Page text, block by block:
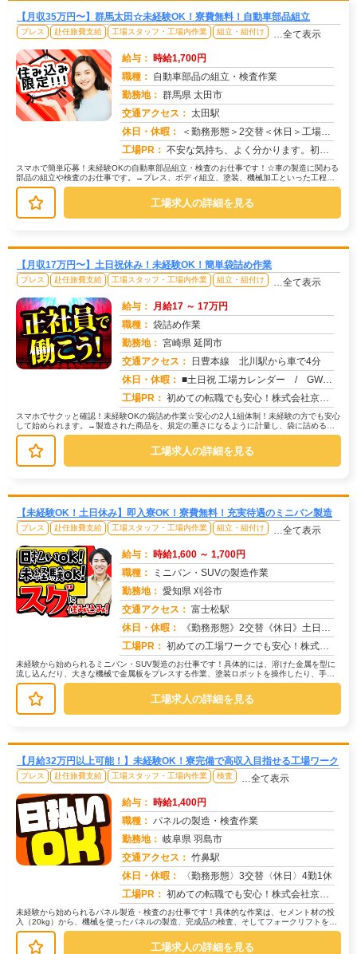
【月収35万円〜】群馬太田☆未経験OK！寮費無料！自動車部品組立
プレス 赴任旅費支給 工場スタッフ・工場内作業 組立・組付け …全て表示
給与： 時給1,700円
職種： 自動車部品の組立・検査作業
勤務地： 群馬県 太田市
交通アクセス： 太田駅
休日・休暇：
＜勤務形態＞2交替＜休日＞工場カレンダーによる/長期休暇/GW /夏季/ 年末年始
工場PR： 不安な気持ち、よく分かります。初めての仕事、初めての場所…でも大丈夫！☆未経験者多数活躍中！☆経験やスキルは一切問...
スマホで簡単応募！未経験OKの自動車部品組立・検査のお仕事です！☆車の製造に関わる
部品の組立や検査のお仕事です。→プレス、ボディ組立、塗装、機械加工といった工程で
製造された部品を扱います。☆ライ...
工場求人の詳細を見る
【月収17万円〜】土日祝休み！未経験OK！簡単袋詰め作業
プレス 赴任旅費支給 工場スタッフ・工場内作業 組立・組付け …全て表示
給与： 月給17 ～ 17万円
職種： 袋詰め作業
勤務地： 宮崎県 延岡市
交通アクセス：
日豊本線 北川駅から車で4分
休日・休暇： ■土日祝 工場カレンダー / GW、お盆、年末年始、休暇有 （年数回土曜出勤有り）
工場PR： 初めての転職でも安心！株式会社京栄センターで新しい一歩を踏み出してみませんか？☆最短1日で入寮可能！充実の寮環境で...
スマホでサクッと確認！未経験OKの袋詰め作業☆安心の2人1組体制！未経験の方でも安心
して始められます。→製造された商品を、規定の重さになるように計量し、袋に詰める作
業です。→難しい作業はありませ...
工場求人の詳細を見る
【未経験OK！土日休み】即入寮OK！寮費無料！充実待遇のミニバン製造
プレス 赴任旅費支給 工場スタッフ・工場内作業 組立・組付け …全て表示
給与： 時給1,600 ～ 1,700円
職種：
ミニバン・SUVの製造作業
勤務地： 愛知県 刈谷市
交通アクセス： 富士松駅
休日・休暇：
《勤務形態》2交替《休日》土日休み※工場による
工場PR： 初めての工場ワークでも安心！株式会社京栄センターで新しい一歩を踏み出してみませんか？→ 入寮手続きはスムーズ！応募...
未経験から始められるミニバン・SUV製造のお仕事です！具体的には、溶けた金属を型に
流し込んだり、大きな機械で金属板をプレスする作業、塗装ロボットを操作したり、手作
業で車の部品を取り付ける作業など...
工場求人の詳細を見る
【月給32万円以上可能！】未経験OK！寮完備で高収入目指せる工場ワーク
プレス 赴任旅費支給 工場スタッフ・工場内作業 検査 …全て表示
給与： 時給1,400円
職種： パネルの製造・検査作業
勤務地： 岐阜県 羽島市
交通アクセス： 竹鼻駅
休日・休暇：
〈勤務形態〉3交替〈休日〉4勤1休
工場PR： 初めての転職でも安心！株式会社京栄センターで新しい一歩を踏み出しましょう。→ すぐに寮に入寮可能！応募からスムーズ...
未経験から始められるパネル製造・検査のお仕事です！具体的な作業は、セメント材の投
入（20kg）から、機械を使ったパネルの製造、完成品の検査、そしてフォークリフトを使
った出荷まで、工程ごとに分担し...
工場求人の詳細を見る